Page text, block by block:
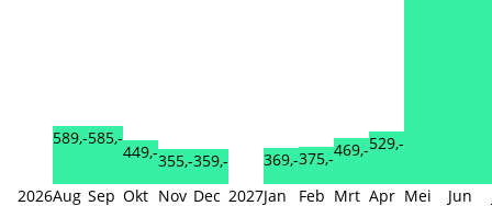
2026
589,-
Aug
585,-
Sep
449,-
Okt
355,-
Nov
359,-
Dec 2027
369,-
Jan
375,-
Feb
469,-
Mrt
529,-
Apr Mei Jun